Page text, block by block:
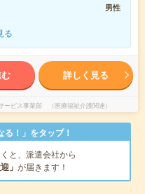
男性
る
詳しく見る
ビス事業部 （医療福祉介護関連）
！」をタップ！
と、派遣会社から
」 が届きます！